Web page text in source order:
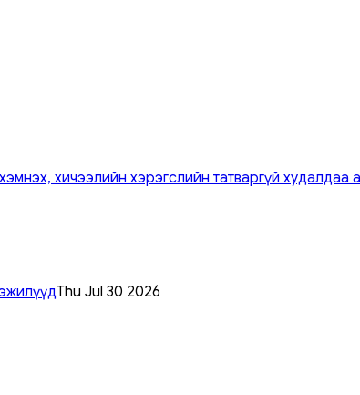
хичээлийн хэрэгслийн татваргүй худалдаа
Thu Jul 30 2026